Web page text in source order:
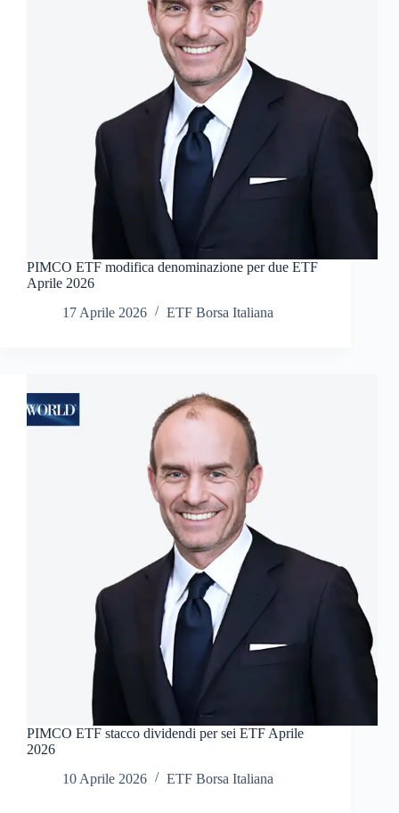
PIMCO ETF modifica denominazione per due ETF
Aprile 2026
17 Aprile 2026
ETF Borsa Italiana
PIMCO ETF stacco dividendi per sei ETF Aprile
2026
10 Aprile 2026
ETF Borsa Italiana